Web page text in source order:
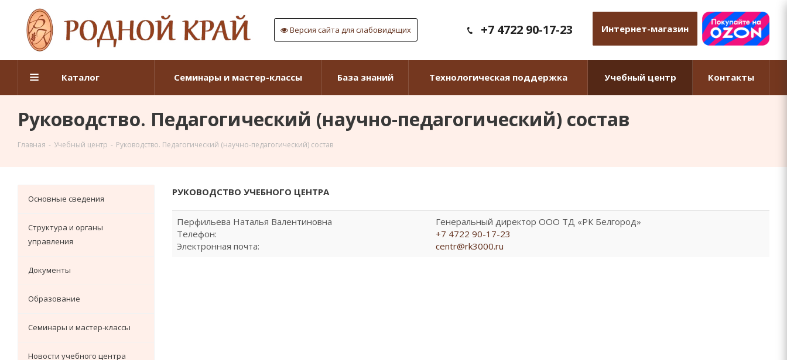
Версия сайта для слабовидящих +7 4722 90-17-23 Интернет-магазин
Каталог Семинары и мастер-классы База знаний Технологическая поддержка Учебный центр Контакты
Руководство. Педагогический (научно-педагогический) состав
Главная - Учебный центр - Руководство. Педагогический (научно-педагогический) состав
РУКОВОДСТВО УЧЕБНОГО ЦЕНТРА
Перфильева Наталья Валентиновна
Телефон:
Электронная почта:
Генеральный директор ООО ТД «РК Белгород»
+7 4722 90-17-23
centr@rk3000.ru
Основные сведения
Структура и органы
управления
Документы
Образование
Семинары и мастер-классы
Новости учебного центра